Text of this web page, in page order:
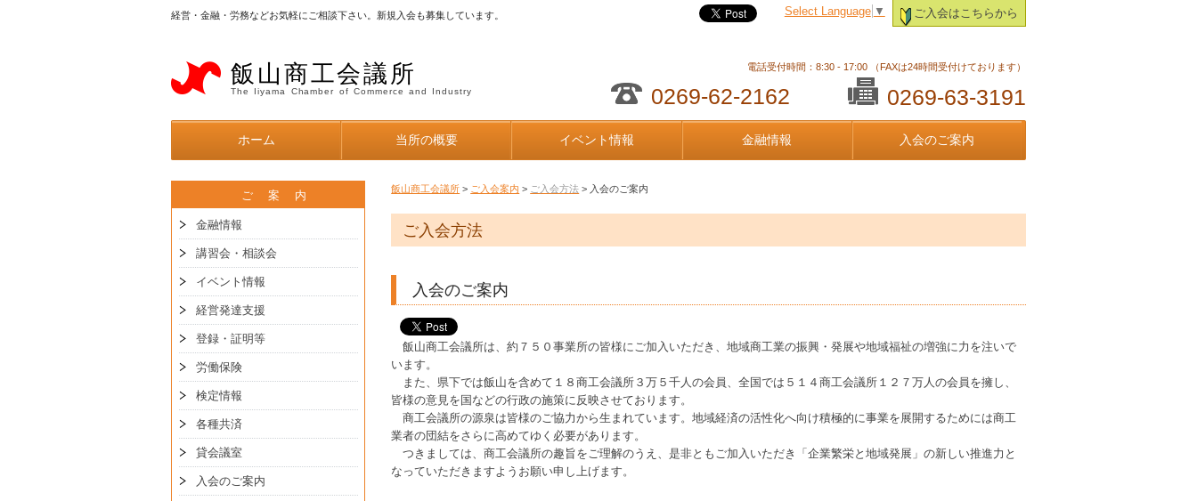
経営・金融・労務などお気軽にご相談下さい。新規入会も募集しています。 ご入会はこちらから
Select Language ▼
飯山商工会議所
The Iiyama Chamber of Commerce and Industry
電話受付時間：8:30 - 17:00 （FAXは24時間受付けております）
0269-62-2162 0269-63-3191
ホーム 当所の概要 イベント情報 金融情報 入会のご案内
飯山商工会議所 > ご入会案内 > ご入会方法 > 入会のご案内
ご入会方法
入会のご案内
飯山商工会議所は、約７５０事業所の皆様にご加入いただき、地域商工業の振興・発展や地域福祉の増強に力を注いで
います。
また、県下では飯山を含めて１８商工会議所３万５千人の会員、全国では５１４商工会議所１２７万人の会員を擁し、
皆様の意見を国などの行政の施策に反映させております。
商工会議所の源泉は皆様のご協力から生まれています。地域経済の活性化へ向け積極的に事業を展開するためには商工
業者の団結をさらに高めてゆく必要があります。
つきましては、商工会議所の趣旨をご理解のうえ、是非ともご加入いただき「企業繁栄と地域発展」の新しい推進力と
なっていただきますようお願い申し上げます。
ご 案 内
金融情報
講習会・相談会
イベント情報
経営発達支援
登録・証明等
労働保険
検定情報
各種共済
貸会議室
入会のご案内